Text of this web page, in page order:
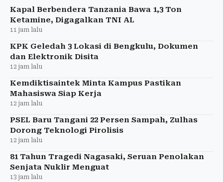
Kapal Berbendera Tanzania Bawa 1,3 Ton
Ketamine, Digagalkan TNI AL
11 jam lalu
KPK Geledah 3 Lokasi di Bengkulu, Dokumen
dan Elektronik Disita
12 jam lalu
Kemdiktisaintek Minta Kampus Pastikan
Mahasiswa Siap Kerja
12 jam lalu
PSEL Baru Tangani 22 Persen Sampah, Zulhas
Dorong Teknologi Pirolisis
12 jam lalu
81 Tahun Tragedi Nagasaki, Seruan Penolakan
Senjata Nuklir Menguat
13 jam lalu